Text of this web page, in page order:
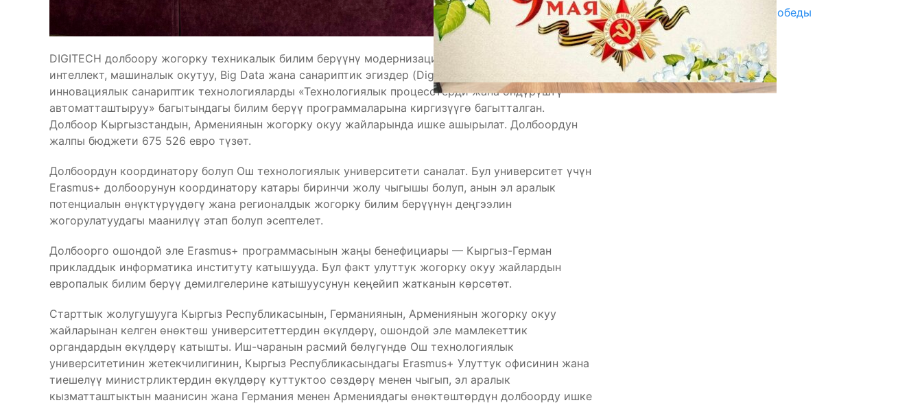
DIGITECH долбоору жогорку техникалык билим берүүнү модернизациялоого жана жасалма
интеллект, машиналык окутуу, Big Data жана санариптик эгиздер (Digital Twins) сыяктуу
инновациялык санариптик технологияларды «Технологиялык процесстерди жана өндүрүштү
автоматташтыруу» багытындагы билим берүү программаларына киргизүүгө багытталган.
Долбоор Кыргызстандын, Армениянын жогорку окуу жайларында ишке ашырылат. Долбоордун
жалпы бюджети 675 526 евро түзөт.
Долбоордун координатору болуп Ош технологиялык университети саналат. Бул университет үчүн
Erasmus+ долбоорунун координатору катары биринчи жолу чыгышы болуп, анын эл аралык
потенциалын өнүктүрүүдөгү жана регионалдык жогорку билим берүүнүн деңгээлин
жогорулатуудагы маанилүү этап болуп эсептелет.
Долбоорго ошондой эле Erasmus+ программасынын жаңы бенефициары — Кыргыз-Герман
прикладдык информатика институту катышууда. Бул факт улуттук жогорку окуу жайлардын
европалык билим берүү демилгелерине катышуусунун кеңейип жатканын көрсөтөт.
Старттык жолугушууга Кыргыз Республикасынын, Германиянын, Армениянын жогорку окуу
жайларынан келген өнөктөш университеттердин өкүлдөрү, ошондой эле мамлекеттик
органдардын өкүлдөрү катышты. Иш-чаранын расмий бөлүгүндө Ош технологиялык
университетинин жетекчилигинин, Кыргыз Республикасындагы Erasmus+ Улуттук офисинин жана
тиешелүү министрликтердин өкүлдөрү куттуктоо сөздөрү менен чыгып, эл аралык
кызматташтыктын маанисин жана Германия менен Армениядагы өнөктөштөрдүн долбоорду ишке
Награды в преддверии Дня Победы
29.04.2025